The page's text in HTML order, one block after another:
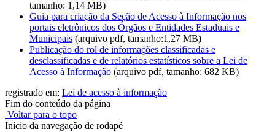
tamanho: 1,14 MB)
Guia para criação da Seção de Acesso à Informação nos
portais eletrônicos dos Órgãos e Entidades Estaduais e
Municipais (arquivo pdf, tamanho:1,27 MB)
Publicação do rol de informações classificadas e
desclassificadas e de relatórios estatísticos sobre a Lei de
Acesso à Informação (arquivo pdf, tamanho: 682 KB)
registrado em: Lei de acesso à informação
Fim do conteúdo da página
Voltar para o topo
Início da navegação de rodapé